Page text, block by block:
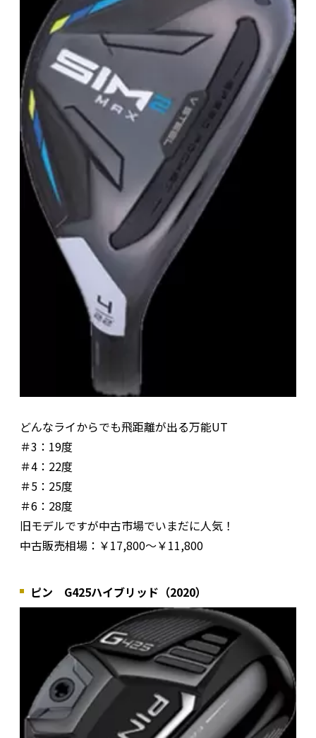
どんなライからでも飛距離が出る万能UT
＃3：19度
＃4：22度
＃5：25度
＃6：28度
旧モデルですが中古市場でいまだに人気！
中古販売相場：￥17,800～￥11,800
ピン G425ハイブリッド（2020）